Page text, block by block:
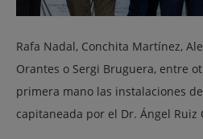
Rafa Nadal, Conchita Martínez,
Orantes o Sergi Bruguera, entre
primera mano las instalaciones
capitaneada por el Dr. Ángel Ruiz